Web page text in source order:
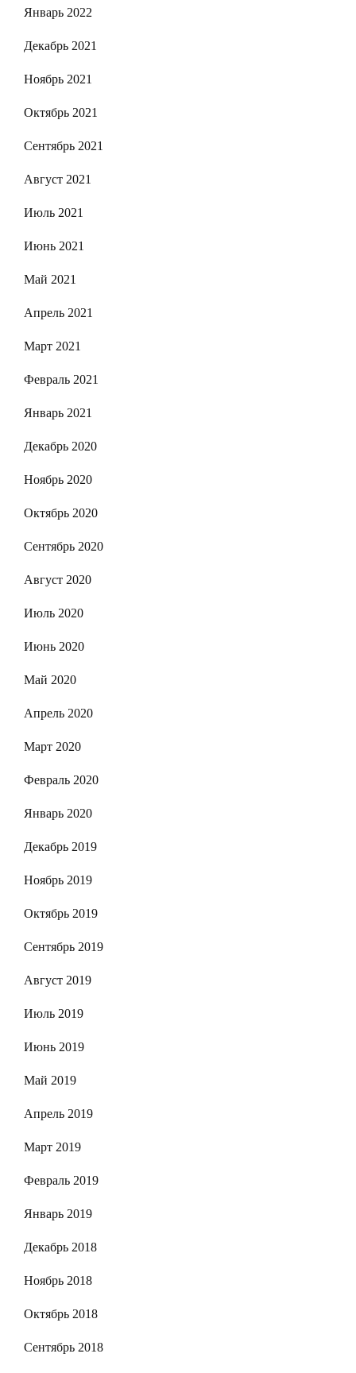
Январь 2022
Декабрь 2021
Ноябрь 2021
Октябрь 2021
Сентябрь 2021
Август 2021
Июль 2021
Июнь 2021
Май 2021
Апрель 2021
Март 2021
Февраль 2021
Январь 2021
Декабрь 2020
Ноябрь 2020
Октябрь 2020
Сентябрь 2020
Август 2020
Июль 2020
Июнь 2020
Май 2020
Апрель 2020
Март 2020
Февраль 2020
Январь 2020
Декабрь 2019
Ноябрь 2019
Октябрь 2019
Сентябрь 2019
Август 2019
Июль 2019
Июнь 2019
Май 2019
Апрель 2019
Март 2019
Февраль 2019
Январь 2019
Декабрь 2018
Ноябрь 2018
Октябрь 2018
Сентябрь 2018